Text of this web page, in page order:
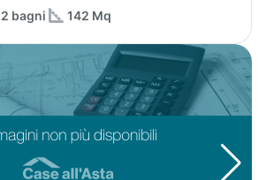
2 bagni 142 Mq